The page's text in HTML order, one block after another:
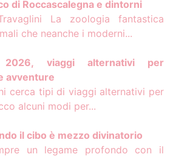
di Roccascalegna e dintorni
La zoologia fantastica
che neanche i moderni...
2026, viaggi alternativi per
avventure
cerca tipi di viaggi alternativi per
alcuni modi per...
il cibo è mezzo divinatorio
un legame profondo con il